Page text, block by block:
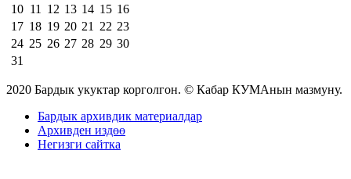
10 11 12 13 14 15 16
17 18 19 20 21 22 23
24 25 26 27 28 29 30
31
2020 Бардык укуктар корголгон. © Кабар КУМАнын мазмуну.
Бардык архивдик материалдар
Архивден издөө
Негизги сайтка